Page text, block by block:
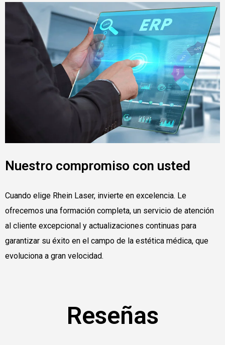
Nuestro compromiso con usted
Cuando elige Rhein Laser, invierte en excelencia. Le
ofrecemos una formación completa, un servicio de atención
al cliente excepcional y actualizaciones continuas para
garantizar su éxito en el campo de la estética médica, que
evoluciona a gran velocidad.
Reseñas